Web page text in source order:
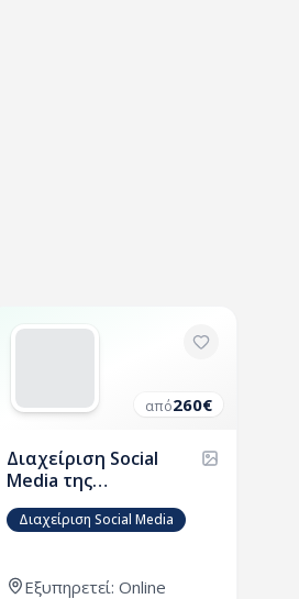
από260€
Διαχείριση Social
Media της
Επιχείρησής σας (και
Διαφήμιση)
Διαχείριση Social Media
Εξυπηρετεί: Online